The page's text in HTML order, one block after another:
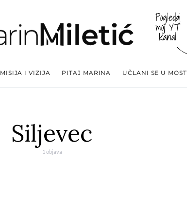
Pogledaj
moj YT
kanal
MISIJA I VIZIJA PITAJ MARINA UČLANI SE U MOST
Siljevec
1 objava